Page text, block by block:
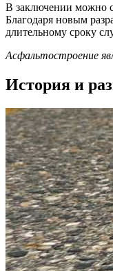
В заключении можно
Благодаря новым
длительному сроку
Асфальтостроение
История и